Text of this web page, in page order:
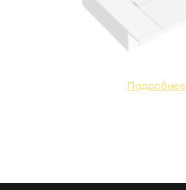
Подробнее